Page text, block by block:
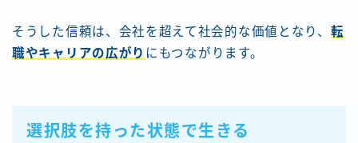
そうした信頼は、会社を超えて社会的な価値となり、 転
職やキャリアの広がり にもつながります。
選択肢を持った状態で生きる